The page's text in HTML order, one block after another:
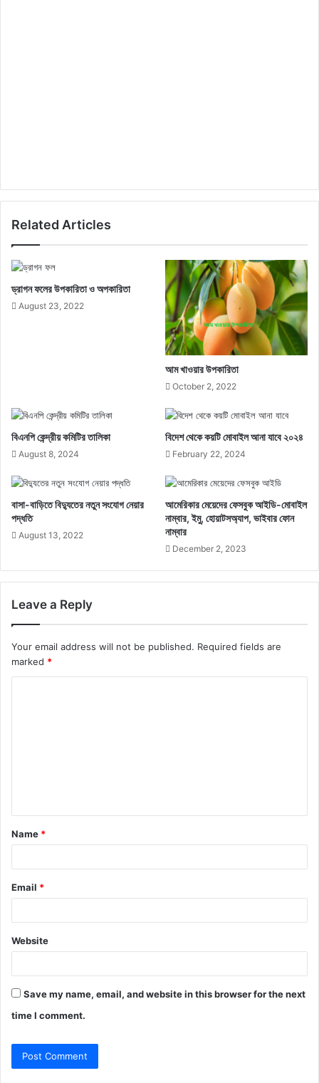
Related Articles
ড্রাগন ফলের উপকারিতা ও অপকারিতা
August 23, 2022
আম খাওয়ার উপকারিতা
October 2, 2022
বিএনপি কেন্দ্রীয় কমিটির তালিকা
August 8, 2024
বিদেশ থেকে কয়টি মোবাইল আনা যাবে ২০২৪
February 22, 2024
বাসা-বাড়িতে বিদ্যুতের নতুন সংযোগ নেয়ার
পদ্ধতি
August 13, 2022
আমেরিকার মেয়েদের ফেসবুক আইডি-মোবাইল
নাম্বার, ইমু, হোয়াটসঅ্যাপ, ভাইবার ফোন
নাম্বার
December 2, 2023
Leave a Reply
Your email address will not be published. Required fields are
marked *
t
*
Name *
Email *
Website
Save my name, email, and website in this browser for the next
time I comment.